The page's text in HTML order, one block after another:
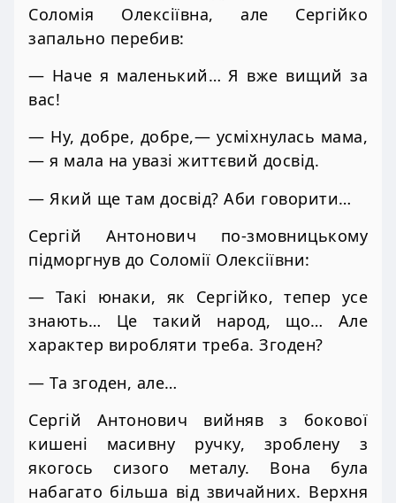
Соломія Олексіївна, але Сергійко
запально перебив:
— Наче я маленький… Я вже вищий за
вас!
— Ну, добре, добре,— усміхнулась мама,
— я мала на увазі життєвий досвід.
— Який ще там досвід? Аби говорити…
Сергій Антонович по-змовницькому
підморгнув до Соломії Олексіївни:
— Такі юнаки, як Сергійко, тепер усе
знають… Це такий народ, що… Але
характер виробляти треба. Згоден?
— Та згоден, але…
Сергій Антонович вийняв з бокової
кишені масивну ручку, зроблену з
якогось сизого металу. Вона була
набагато більша від звичайних. Верхня